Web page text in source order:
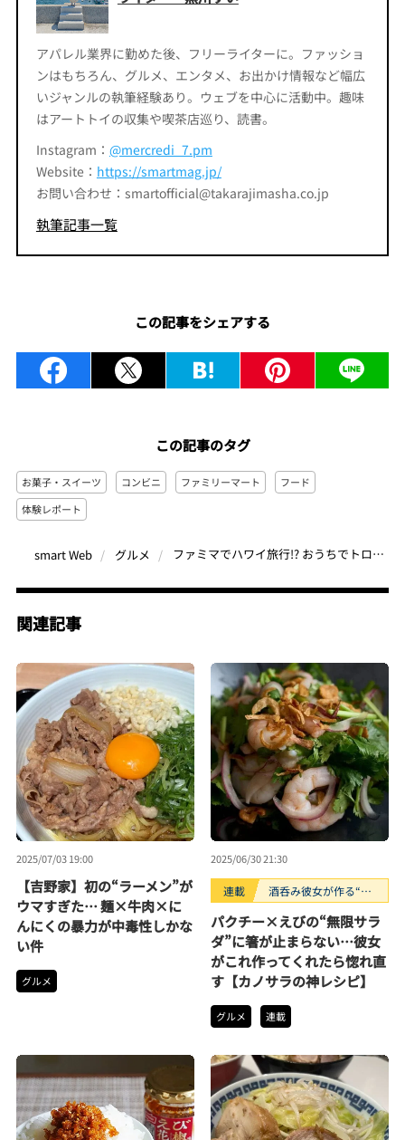
アパレル業界に勤めた後、フリーライターに。ファッショ
ンはもちろん、グルメ、エンタメ、お出かけ情報など幅広
いジャンルの執筆経験あり。ウェブを中心に活動中。趣味
はアートトイの収集や喫茶店巡り、読書。
Instagram： @mercredi_7.pm
Website： https://smartmag.jp/
お問い合わせ：smartofficial@takarajimasha.co.jp
執筆記事一覧
この記事をシェアする
この記事のタグ
お菓子・スイーツ コンビニ ファミリーマート
フード
体験レポート
smart Web グルメ ファミマでハワイ旅行!? おうちでトロピカル気分になれる「うまアロハ〜♪」フェアの12品がガチで最高すぎた
関連記事
2025/07/03 19:00
【吉野家】初の“ラーメン”が
ウマすぎた… 麺×牛肉×に
んにくの暴力が中毒性しかな
い件
グルメ
2025/06/30 21:30
連載
酒呑み彼女が作る“つ
パクチー×えびの“無限サラ
ダ”に箸が止まらない…彼女
がこれ作ってくれたら惚れ直
す【カノサラの神レシピ】
グルメ 連載